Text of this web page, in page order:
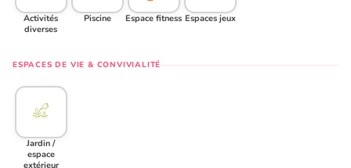
Activités
diverses
Piscine Espace fitness Espaces jeux
ESPACES DE VIE & CONVIVIALITÉ
Jardin /
espace
extérieur